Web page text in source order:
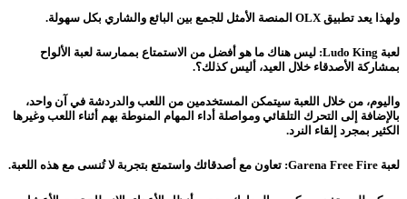
ولهذا يعد تطبيق OLX المنصة الأمثل للجمع بين البائع والشاري بكل سهولة.
لعبة Ludo King: ليس هناك ما هو أفضل من الاستمتاع بممارسة لعبة الألواح
بمشاركة الأصدقاء خلال العيد، أليس كذلك؟.
واليوم، من خلال اللعبة سيتمكن المستخدمين من اللعب والدردشة في آن واحد،
بالإضافة إلى التحرك التلقائي ومواصلة أداء المهام المنوطة بهم أثناء اللعب وغيرها
الكثير بمجرد إلقاء النرد.
لعبة Garena Free Fire: تعاون مع أصدقائك واستمتع بتجربة لا تُنسى مع هذه اللعبة.